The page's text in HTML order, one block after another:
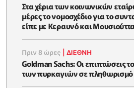
Στα χέρια των κοινωνικών
μέρες το νομοσχέδιο για το
είπε με Κεραυνό και
Πριν 8 ώρες |ΔΙΕΘΝΗ
Goldman Sachs: Οι επιπτώσεις
των πυρκαγιών σε πληθωρισμό